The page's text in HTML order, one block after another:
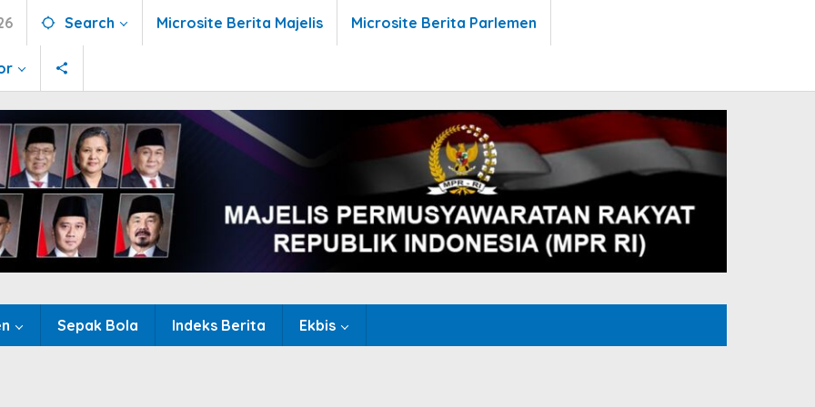
Search Microsite Berita Majelis Microsite Berita Parlemen
Sepak Bola Indeks Berita Ekbis